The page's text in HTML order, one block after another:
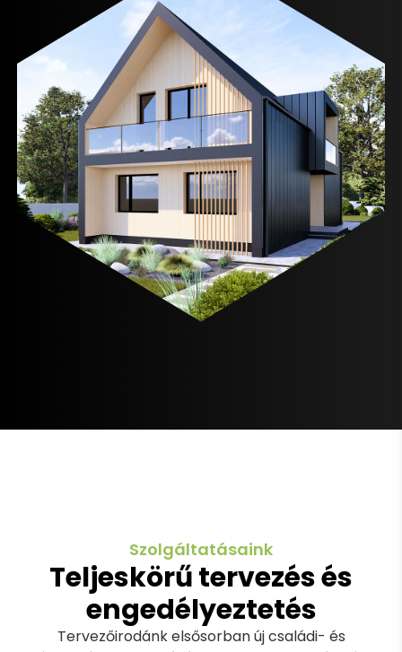
Szolgáltatásaink
Teljeskörű tervezés és
engedélyeztetés
Tervezőirodánk elsősorban új családi- és